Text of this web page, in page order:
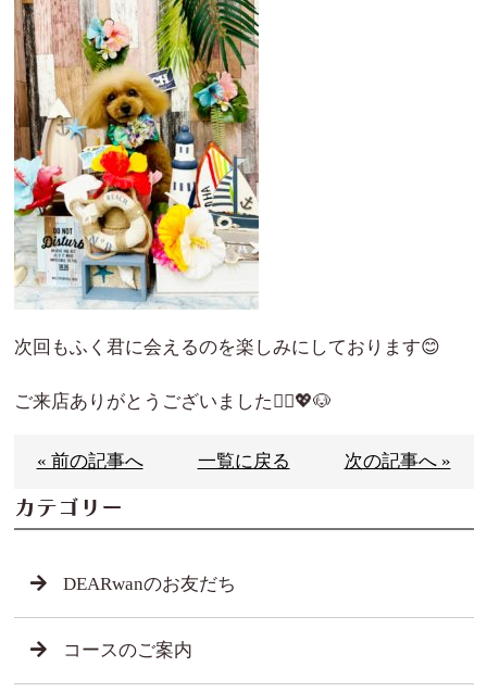
次回もふく君に会えるのを楽しみにしております😊
ご来店ありがとうございました🙇‍♀️💖🐶
« 前の記事へ 一覧に戻る 次の記事へ »
カテゴリー
DEARwanのお友だち
コースのご案内